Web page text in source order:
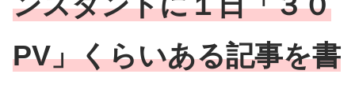
PV」くらいある記事を書